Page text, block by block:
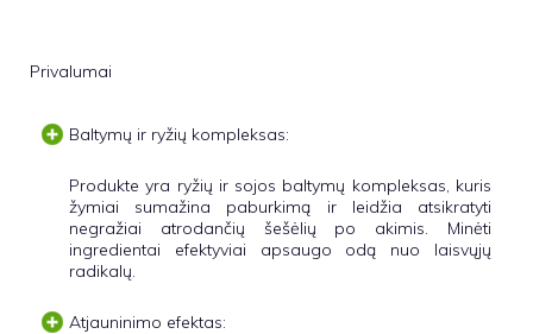
Privalumai
Baltymų ir ryžių kompleksas:
Produkte yra ryžių ir sojos baltymų kompleksas, kuris
žymiai sumažina paburkimą ir leidžia atsikratyti
negražiai atrodančių šešėlių po akimis. Minėti
ingredientai efektyviai apsaugo odą nuo laisvųjų
radikalų.
Atjauninimo efektas: